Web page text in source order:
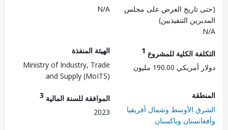
تاريخ العرض على مجلس
التنفيذيين)
N/A
الكلية للمشروع1
190.00 مليون
الهيئة المنفذة
Ministry of Industry, Trade
and Supply (MoITS)
الأوسط وشمال أفريقيا
وباكستان
الموافقة للسنة المالية3
2023